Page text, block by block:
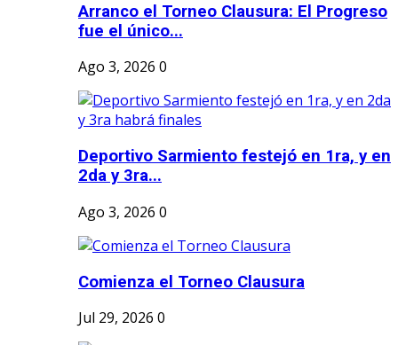
Arranco el Torneo Clausura: El Progreso
fue el único...
Ago 3, 2026 0
Deportivo Sarmiento festejó en 1ra, y en
2da y 3ra...
Ago 3, 2026 0
Comienza el Torneo Clausura
Jul 29, 2026 0